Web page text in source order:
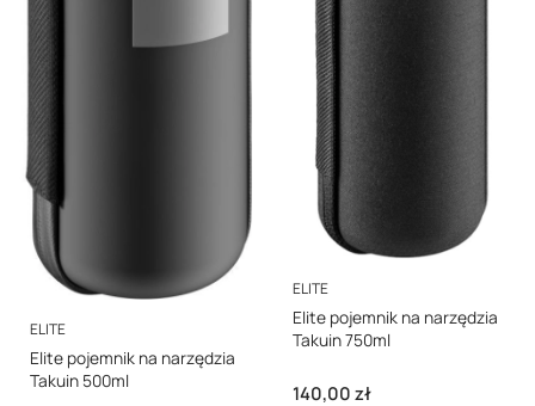
PRODUCENT
ELITE
Elite pojemnik na narzędzia
Takuin 500ml
PRODUCENT
ELITE
Elite pojemnik na narzędzia
Takuin 750ml
Cena
140,00 zł